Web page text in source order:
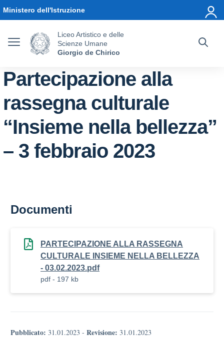
Ministero dell'Istruzione
Liceo Artistico e delle
Scienze Umane
Giorgio de Chirico
Partecipazione alla
rassegna culturale
“Insieme nella bellezza”
– 3 febbraio 2023
Documenti
PARTECIPAZIONE ALLA RASSEGNA
CULTURALE INSIEME NELLA BELLEZZA
- 03.02.2023.pdf
pdf - 197 kb
Pubblicato: 31.01.2023 - Revisione: 31.01.2023